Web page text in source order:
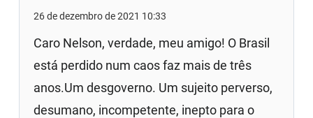
26 de dezembro de 2021 10:33
Caro Nelson, verdade, meu amigo! O Brasil
está perdido num caos faz mais de três
anos.Um desgoverno. Um sujeito perverso,
desumano, incompetente, inepto para o